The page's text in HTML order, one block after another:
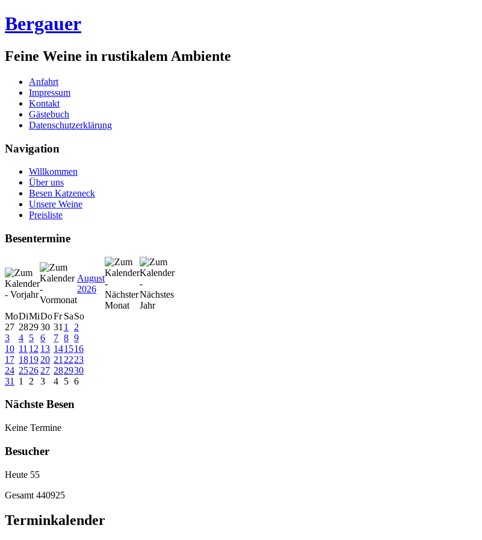
Bergauer
Feine Weine in rustikalem Ambiente
Anfahrt
Impressum
Kontakt
Gästebuch
Datenschutzerklärung
Navigation
Willkommen
Über uns
Besen Katzeneck
Unsere Weine
Preisliste
Besentermine
August
2026
MoDiMiDoFr SaSo
27 282930 31 1
2
3
4 5 6 7 8 9
10 11 12 13 141516
17 1819 20 21 2223
24 2526 27 282930
31
1 2 3 4 5 6
Nächste Besen
Keine Termine
Besucher
Heute 55
Gesamt 440925
Terminkalender